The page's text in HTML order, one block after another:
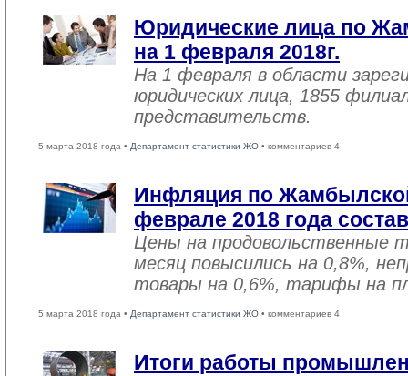
Юридические лица по
на 1 февраля 2018г.
На 1 февраля в области
юридических лица, 1855
представительств.
5 марта 2018 года • Департамент статистики ЖО • комментариев 4
Инфляция по
феврале 2018 года
Цены на продовольственные
месяц повысились на 0,8%,
товары на 0,6%, тарифы на
5 марта 2018 года • Департамент статистики ЖО • комментариев 4
Итоги работы